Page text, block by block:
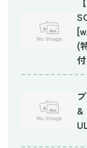
(
&